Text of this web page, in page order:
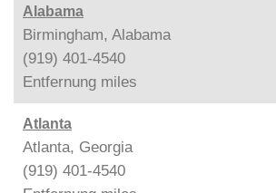
Alabama
Birmingham, Alabama
(919) 401-4540
Entfernung miles
Atlanta
Atlanta, Georgia
(919) 401-4540